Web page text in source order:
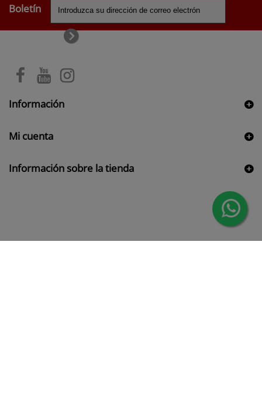
Boletín
Información
Mi cuenta
Información sobre la tienda